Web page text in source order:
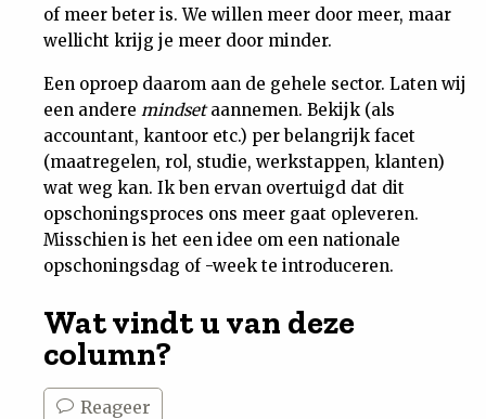
of meer beter is. We willen meer door meer, maar
wellicht krijg je meer door minder.
Een oproep daarom aan de gehele sector. Laten wij
een andere mindsetaannemen. Bekijk (als
accountant, kantoor etc.) per belangrijk facet
(maatregelen, rol, studie, werkstappen, klanten)
wat weg kan. Ik ben ervan overtuigd dat dit
opschoningsproces ons meer gaat opleveren.
Misschien is het een idee om een nationale
opschoningsdag of -week te introduceren.
Wat vindt u van deze
column?
Reageer